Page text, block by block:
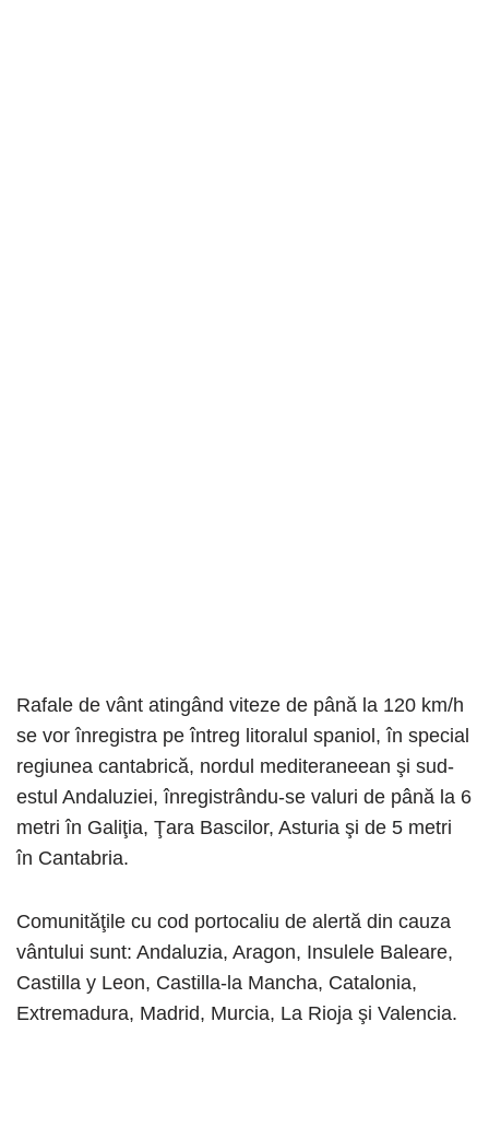
Rafale de vânt atingând viteze de până la 120 km/h
se vor înregistra pe întreg litoralul spaniol, în special
regiunea cantabrică, nordul mediteraneean şi sud-
estul Andaluziei, înregistrându-se valuri de până la 6
metri în Galiţia, Ţara Bascilor, Asturia şi de 5 metri
în Cantabria.
Comunităţile cu cod portocaliu de alertă din cauza
vântului sunt: Andaluzia, Aragon, Insulele Baleare,
Castilla y Leon, Castilla-la Mancha, Catalonia,
Extremadura, Madrid, Murcia, La Rioja şi Valencia.